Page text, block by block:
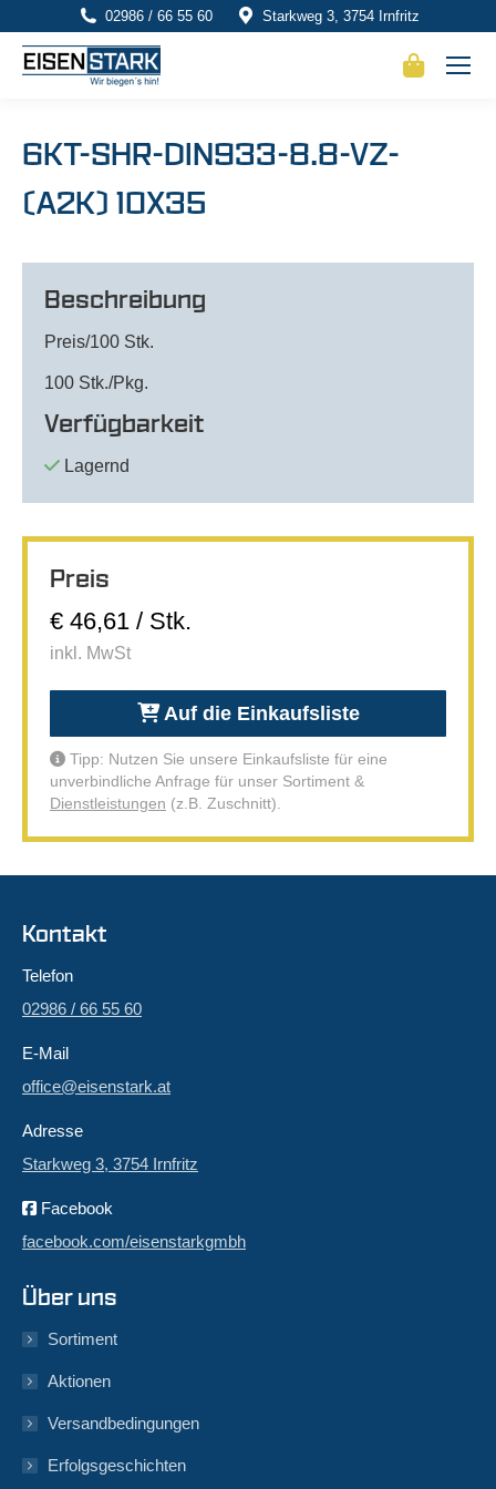
02986 / 66 55 60 Starkweg 3, 3754 Irnfritz
6KT-SHR-DIN933-8.8-VZ-
(A2K) 10X35
Beschreibung
Preis/100 Stk.
100 Stk./Pkg.
Verfügbarkeit
Lagernd
Preis
€ 46,61 / Stk.
inkl. MwSt
Auf die Einkaufsliste
Tipp: Nutzen Sie unsere Einkaufsliste für eine
unverbindliche Anfrage für unser Sortiment &
Dienstleistungen (z.B. Zuschnitt).
Kontakt
Telefon
02986 / 66 55 60
E-Mail
office@eisenstark.at
Adresse
Starkweg 3, 3754 Irnfritz
Facebook
facebook.com/eisenstarkgmbh
Über uns
Sortiment
Aktionen
Versandbedingungen
Erfolgsgeschichten